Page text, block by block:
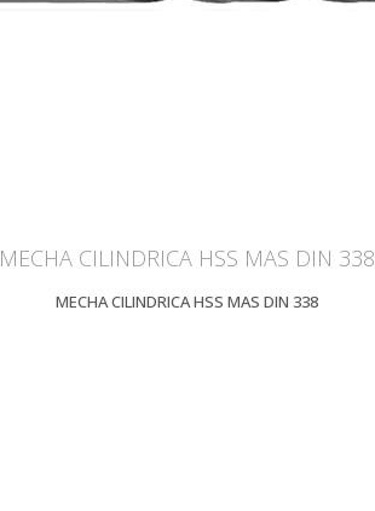
MECHA CILINDRICA HSS MAS DIN 338
MECHA CILINDRICA HSS MAS DIN 338